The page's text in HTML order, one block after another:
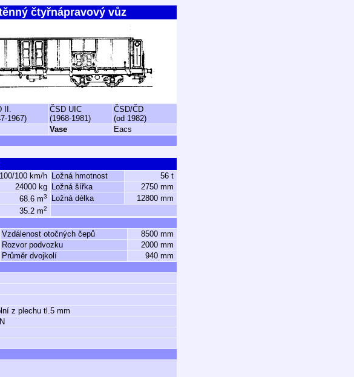
čtyřnápravový vůz
II.
1967)
ČSD UIC
(1968-1981)
ČSD/ČD
(od 1982)
Vase Eacs
100/100 km/h Ložná hmotnost
56 t
24000 kg Ložná šířka
2750 mm
68.6 m3 Ložná délka
12800 mm
35.2 m2
Vzdálenost otočných čepů
8500 mm
Rozvor podvozku
2000 mm
Průměr dvojkolí
940 mm
z plechu tl.5 mm